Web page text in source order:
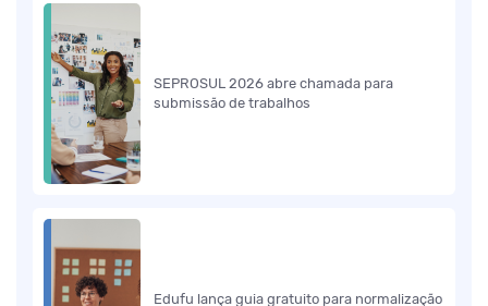
SEPROSUL 2026 abre chamada para
submissão de trabalhos
Edufu lança guia gratuito para normalização